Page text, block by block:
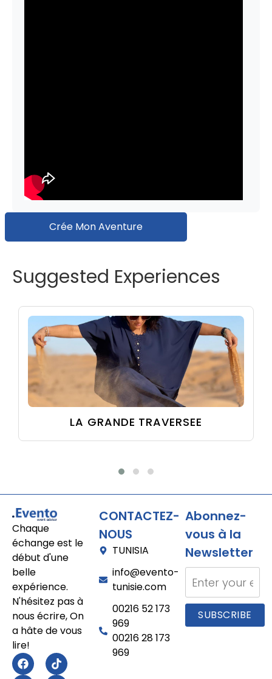
Crée Mon Aventure
Suggested Experiences
LA GRANDE TRAVERSEE
Chaque
échange est le
début d'une
belle
expérience.
N'hésitez pas à
nous écrire, On
a hâte de vous
lire!
CONTACTEZ-
NOUS
TUNISIA
info@evento-
tunisie.com
00216 52 173
969
00216 28 173
969
Abonnez-
vous à la
Newsletter